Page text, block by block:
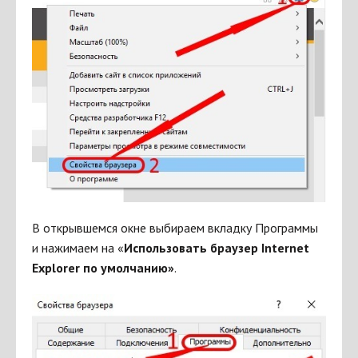
В открывшемся окне выбираем вкладку Программы
и нажимаем на «Использовать браузер Internet
Explorer по умолчанию».